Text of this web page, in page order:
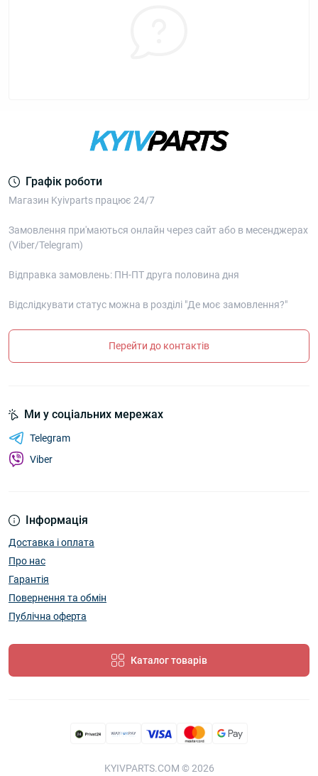
Графік роботи
Магазин Kyivparts працює 24/7
Замовлення при'маються онлайн через сайт або в месенджерах
(Viber/Telegram)
Відправка замовлень: ПН-ПТ друга половина дня
Відслідкувати статус можна в розділі "Де моє замовлення?"
Перейти до контактів
Інформація
Доставка і оплата
Про нас
Гарантія
Повернення та обмін
Публічна оферта
Каталог товарів
Ми у соціальних мережах
Telegram
Viber
KYIVPARTS.COM © 2026